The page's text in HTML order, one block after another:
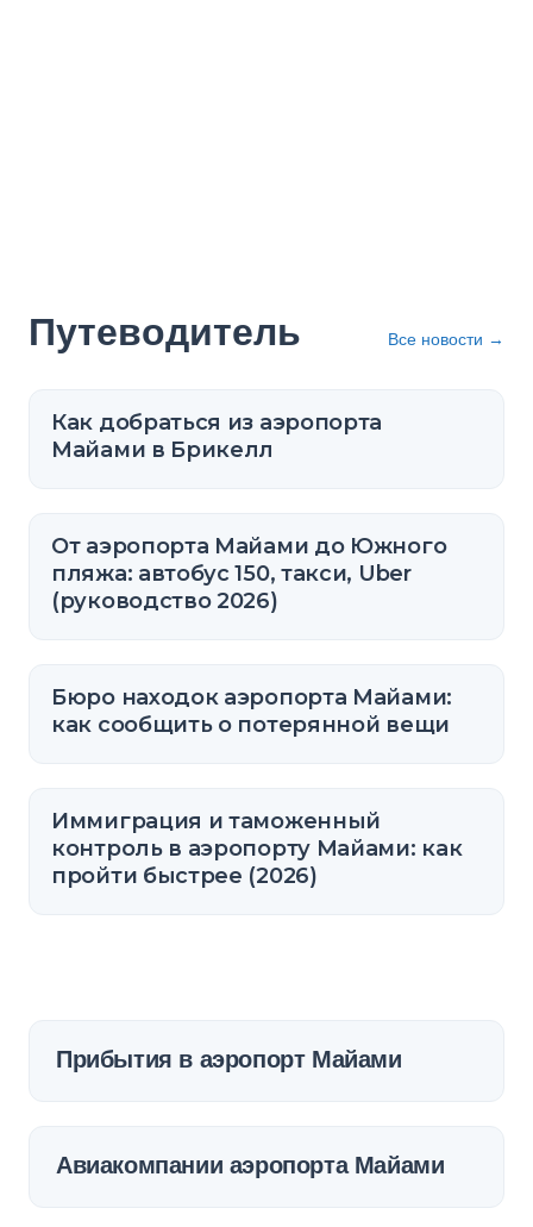
Путеводитель Все новости →
Как добраться из аэропорта
Майами в Брикелл
От аэропорта Майами до Южного
пляжа: автобус 150, такси, Uber
(руководство 2026)
Бюро находок аэропорта Майами:
как сообщить о потерянной вещи
Иммиграция и таможенный
контроль в аэропорту Майами: как
пройти быстрее (2026)
Прибытия в аэропорт Майами
Авиакомпании аэропорта Майами